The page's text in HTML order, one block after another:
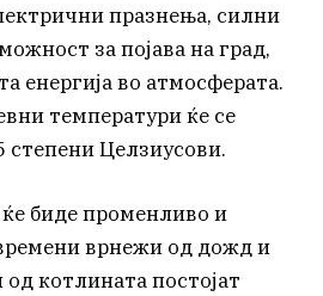
празнења, силни
за појава на град,
енергија во атмосферата.
температури ќе се
степени Целзиусови.
биде променливо и
врнежи од дожд и
котлината постојат